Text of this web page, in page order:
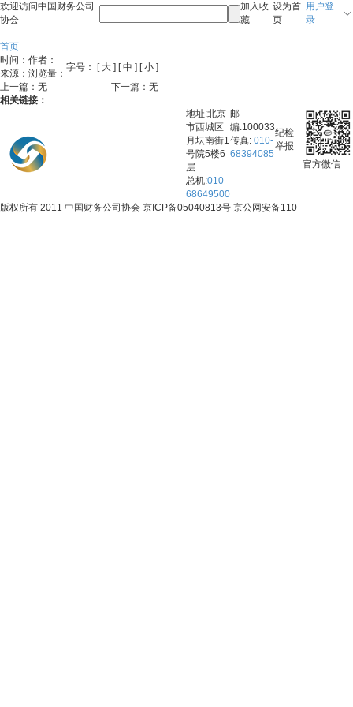
欢迎访问中国财务公司
协会
加入收
藏
设为首
页
用户登
录
首页
时间：
来源：
作者：
浏览量：
字号： [ 大 ] [ 中 ] [ 小 ]
上一篇：无
下一篇：无
相关链接：
地址:北京
市西城区
月坛南街1
号院5楼6
层
总机:010-
68649500
邮
编:100033
传真: 010-
68394085
纪检
举报
官方微信
版权所有 2011 中国财务公司协会 京ICP备05040813号 京公网安备110